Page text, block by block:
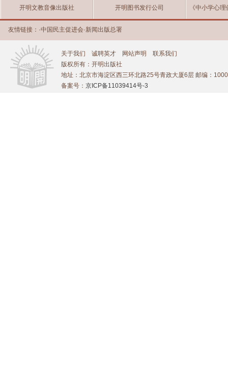
开明文教音像出版社 开明图书发行公司 《中小学心
友情链接： ·中国民主促进会·新闻出版总署
关于我们 诚聘英才 网站声明
联系我们
版权所有：开明出版社
地址：北京市海淀区西三环北路25号青政大厦6层 邮编：
备案号： 京ICP备11039414号-3